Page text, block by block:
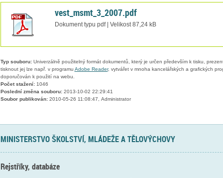
vest_msmt_3_2007.pdf
Dokument typu pdf | Velikost 87,24 kB
Typ souboru:Univerzálně použitelný formát dokumentů, který je určen především k tisku,
tisknout jej lze např. v programu Adobe Reader, vytvářet v mnoha kancelářských a grafických
doporučován k použití na webu.
Počet stažení:1046
Poslední změna souboru:2013-10-02 22:29:41
Soubor publikován:2010-05-26 11:08:47, Administrator
MINISTERSTVO ŠKOLSTVÍ, MLÁDEŽE A TĚLOVÝCHOVY
Rejstříky, databáze